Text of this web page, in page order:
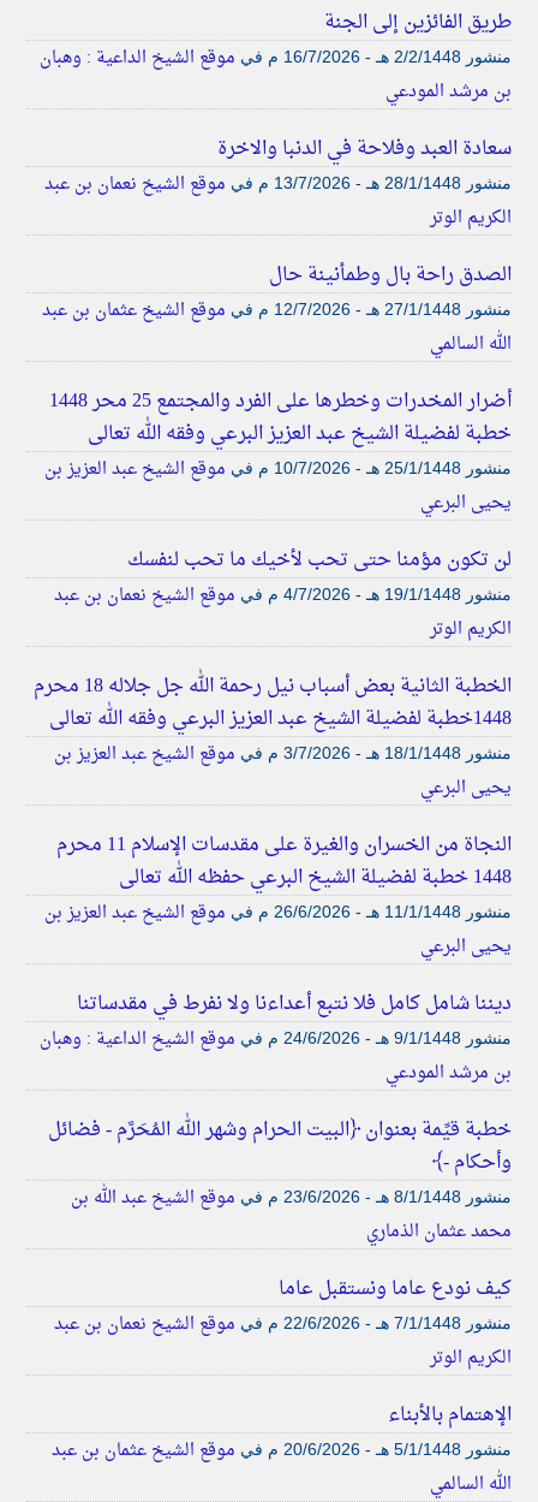
طريق الفائزين إلى الجنة
منشور في موقع الشيخ الداعية : وهبان
بن مرشد المودعي
سعادة العبد وفلاحة في الدنبا والاخرة
منشور في موقع الشيخ نعمان بن عبد
الكريم الوتر
الصدق راحة بال وطمأنينة حال
منشور في موقع الشيخ عثمان بن عبد
الله السالمي
أضرار المخدرات وخطرها على الفرد والمجتمع 25 محر 1448
خطبة لفضيلة الشيخ عبد العزيز البرعي وفقه الله تعالى
منشور في موقع الشيخ عبد العزيز بن
يحيى البرعي
لن تكون مؤمنا حتى تحب لأخيك ما تحب لنفسك
منشور في موقع الشيخ نعمان بن عبد
الكريم الوتر
الخطبة الثانية بعض أسباب نيل رحمة الله جل جلاله 18 محرم
1448خطبة لفضيلة الشيخ عبد العزيز البرعي وفقه الله تعالى
منشور في موقع الشيخ عبد العزيز بن
يحيى البرعي
النجاة من الخسران والغيرة على مقدسات الإسلام 11 محرم
1448 خطبة لفضيلة الشيخ البرعي حفظه الله تعالى
منشور في موقع الشيخ عبد العزيز بن
يحيى البرعي
ديننا شامل كامل فلا نتبع أعداءنا ولا نفرط في مقدساتنا
منشور في موقع الشيخ الداعية : وهبان
بن مرشد المودعي
خطبة قيِّمة بعنوان ﴿البيت الحرام وشهر الله المُحَرَّم - فضائل
وأحكام -﴾
منشور في موقع الشيخ عبد الله بن
محمد عثمان الذماري
كيف نودع عاما ونستقبل عاما
منشور في موقع الشيخ نعمان بن عبد
الكريم الوتر
الإهتمام بالأبناء
منشور في موقع الشيخ عثمان بن عبد
الله السالمي